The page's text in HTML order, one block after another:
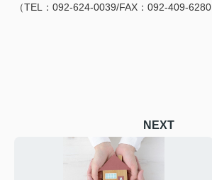
（TEL：092-624-0039/FAX：092-409-6280
NEXT